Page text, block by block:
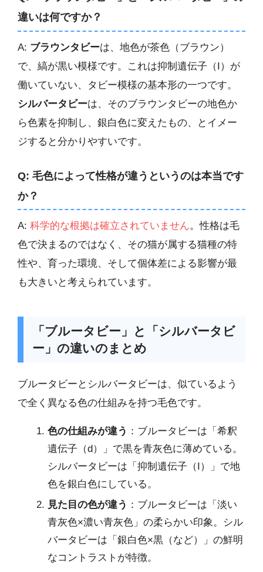
違いは何ですか？
A: ブラウンタビーは、地色が茶色（ブラウン）
で、縞が黒い模様です。これは抑制遺伝子（I）が
働いていない、タビー模様の基本形の一つです。
シルバータビーは、そのブラウンタビーの地色か
ら色素を抑制し、銀白色に変えたもの、とイメー
ジすると分かりやすいです。
Q: 毛色によって性格が違うというのは本当です
か？
A: 科学的な根拠は確立されていません。性格は毛
色で決まるのではなく、その猫が属する猫種の特
性や、育った環境、そして個体差による影響が最
も大きいと考えられています。
「ブルータビー」と「シルバータビ
ー」の違いのまとめ
ブルータビーとシルバータビーは、似ているよう
で全く異なる色の仕組みを持つ毛色です。
色の仕組みが違う ：ブルータビーは「希釈
遺伝子（d）」で黒を青灰色に薄めている。
シルバータビーは「抑制遺伝子（I）」で地
色を銀白色にしている。
見た目の色が違う ：ブルータビーは「淡い
青灰色×濃い青灰色」の柔らかい印象。シル
バータビーは「銀白色×黒（など）」の鮮明
なコントラストが特徴。